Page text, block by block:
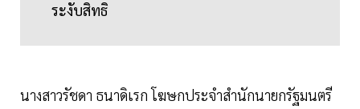
ระงับสิทธิ
นางสาวรัชดา ธนาดิเรก โฆษกประจำสำนักนายกรัฐมนตรี